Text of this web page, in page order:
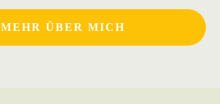
MEHR ÜBER MICH